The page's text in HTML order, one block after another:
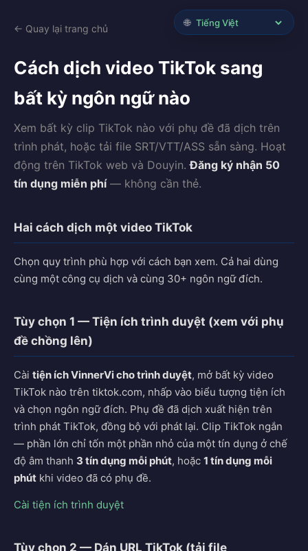
← Quay lại trang chủ
Cách dịch video TikTok sang
bất kỳ ngôn ngữ nào
Xem bất kỳ clip TikTok nào với phụ đề đã dịch trên
trình phát, hoặc tải file SRT/VTT/ASS sẵn sàng. Hoạt
động trên TikTok web và Douyin.Đăng ký nhận 50
tín dụng miễn phí— không cần thẻ.
Hai cách dịch một video TikTok
Chọn quy trình phù hợp với cách bạn xem. Cả hai dùng
cùng một công cụ dịch và cùng 30+ ngôn ngữ đích.
Tùy chọn 1 — Tiện ích trình duyệt (xem với phụ
đề chồng lên)
Cài tiện ích VinnerVi cho trình duyệt, mở bất kỳ video
TikTok nào trên tiktok.com, nhấp vào biểu tượng tiện ích
và chọn ngôn ngữ đích. Phụ đề đã dịch xuất hiện trên
trình phát TikTok, đồng bộ với phát lại. Clip TikTok ngắn
— phần lớn chỉ tốn một phần nhỏ của một tín dụng ở chế
độ âm thanh 3 tín dụng mỗi phút, hoặc 1 tín dụng mỗi
phút khi video đã có phụ đề.
Cài tiện ích trình duyệt
Tùy chọn 2 — Dán URL TikTok (tải file
🌐